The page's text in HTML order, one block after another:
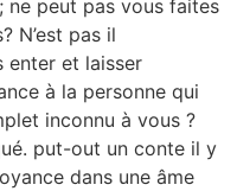
ne peut pas vous faites
N’est pas il
enter et laisser
à la personne qui
inconnu à vous ?
put-out un conte il y
dans une âme